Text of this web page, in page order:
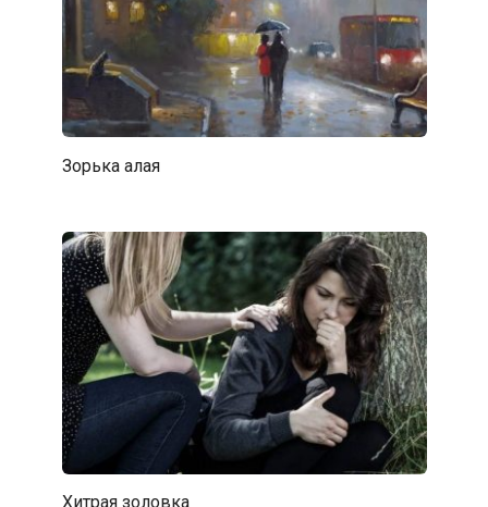
Зорька алая
Хитрая золовка